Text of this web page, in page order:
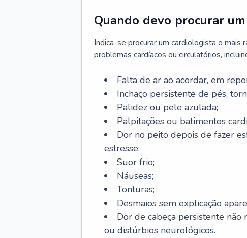
Quando devo procurar
Indica-se procurar um cardiologista o mais
problemas cardíacos ou circulatórios,
Falta de ar ao acordar, em
Inchaço persistente de pés,
Palidez ou pele azulada;
Palpitações ou batimentos
Dor no peito depois de fazer
estresse;
Suor frio;
Náuseas;
Tonturas;
Desmaios sem explicação
Dor de cabeça persistente não
ou distúrbios neurológicos.